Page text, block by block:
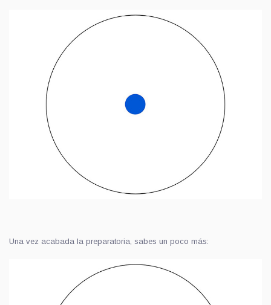
Una vez acabada la preparatoria, sabes un poco más: